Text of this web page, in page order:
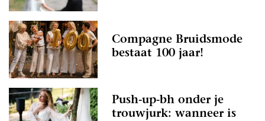
Compagne Bruidsmode
bestaat 100 jaar!
Push-up-bh onder je
trouwjurk: wanneer is